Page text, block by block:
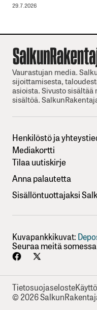
29.7.2026
Vaurastujan media.
sijoittamisesta,
asioista. Sivusto
sisältöä.
Henkilöstö ja
Mediakortti
Tilaa uutiskirje
Anna palautetta
Sisällöntuottajaksi
Kuvapankkikuvat:
Seuraa meitä somessa
Tietosuojaseloste
© 2026